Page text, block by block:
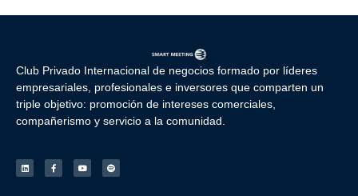
Club Privado Internacional de negocios formado por líderes
empresariales, profesionales e inversores que comparten un
triple objetivo: promoción de intereses comerciales,
compañerismo y servicio a la comunidad.